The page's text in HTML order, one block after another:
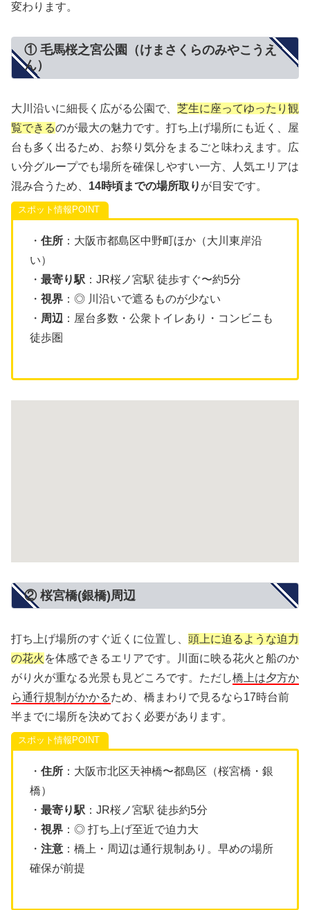
変わります。
① 毛馬桜之宮公園（けまさくらのみやこうえ
ん）
大川沿いに細長く広がる公園で、 芝生に座ってゆったり観
覧できるのが最大の魅力です。打ち上げ場所にも近く、屋
台も多く出るため、お祭り気分をまるごと味わえます。広
い分グループでも場所を確保しやすい一方、人気エリアは
混み合うため、 14時頃までの場所取り が目安です。
スポット情報
・ 住所 ：大阪市都島区中野町ほか（大川東岸沿
い）
・ 最寄り駅 ：JR桜ノ宮駅 徒歩すぐ〜約5分
・ 視界 ：◎ 川沿いで遮るものが少ない
・ 周辺 ：屋台多数・公衆トイレあり・コンビニも
徒歩圏
② 桜宮橋(銀橋)周辺
打ち上げ場所のすぐ近くに位置し、 頭上に迫るような迫力
の花火 を体感できるエリアです。川面に映る花火と船のか
がり火が重なる光景も見どころです。ただし橋上は夕方か
ら通行規制がかかるため、橋まわりで見るなら17時台前
半までに場所を決めておく必要があります。
スポット情報
・ 住所 ：大阪市北区天神橋〜都島区（桜宮橋・銀
橋）
・ 最寄り駅 ：JR桜ノ宮駅 徒歩約5分
・ 視界 ：◎ 打ち上げ至近で迫力大
・ 注意 ：橋上・周辺は通行規制あり。早めの場所
確保が前提